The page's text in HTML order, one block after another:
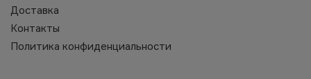
Доставка
Контакты
Политика конфиденциальности